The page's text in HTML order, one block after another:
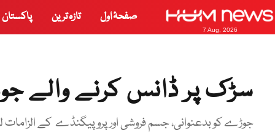
7 Aug, 2026
صفحۂ اول تازہ ترین پاکستان
سڑک پر ڈانس کرنے والے جوڑے کو 10
جوڑے کو بدعنوانی، جسم فروشی اور پروپیگنڈے کے الزامات